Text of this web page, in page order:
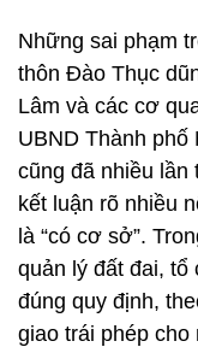
Những sai phạm
thôn Đào Thục
Lâm và các cơ
UBND Thành phố
cũng đã nhiều lần
kết luận rõ nhiều
là “có cơ sở”.
quản lý đất đai, tổ
đúng quy định,
giao trái phép cho